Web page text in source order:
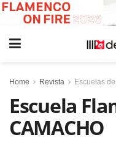
Home Revista Escuelas
Escuela
CAMACHO